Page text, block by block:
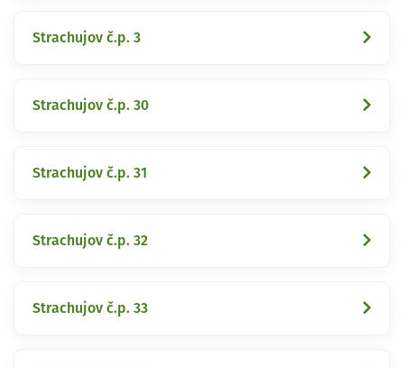
Strachujov č.p. 3
Strachujov č.p. 30
Strachujov č.p. 31
Strachujov č.p. 32
Strachujov č.p. 33